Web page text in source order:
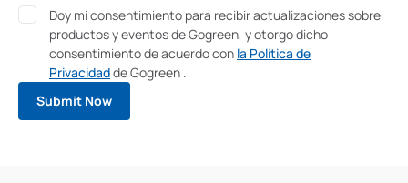
Doy mi consentimiento para recibir actualizaciones sobre
productos y eventos de Gogreen, y otorgo dicho
consentimiento de acuerdo con la Política de
Privacidadde Gogreen .